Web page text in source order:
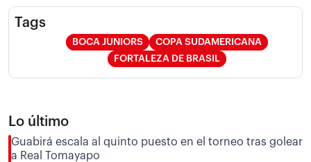
Tags
BOCA JUNIORS
COPA SUDAMERICANA
FORTALEZA DE BRASIL
Lo último
Guabirá escala al quinto puesto en el torneo tras golear
a Real Tomayapo